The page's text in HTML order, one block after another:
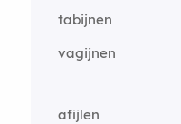
tabijnen
vagijnen
afijlen